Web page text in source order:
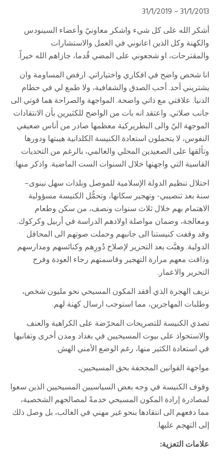
31/1/2013 – 31/1/2019
أشكر الله على كل شيء واشكر معاونيّ وأعضاء السينودس
والكهنة وكل الذين اعانوني في العمل والاستشارات
والمقترحات، او شجعوني على المضي قُدما، جازاهم الله خيراً.
انا شخص واضح في افكاري واختياراتي. ارفض المساومة وان
يشتريني أحد. أحب الصدق والشفافية، ولا طمع لي في حطام
الدنيا. علاقتي مع ذاتي واضحة. المواجهة والصراحة هما قوتي الى
جانب صلاتي. واعتقد انه بات من الواضح للكثيرين بأن الانتقادات
الموجهة اليّ والى البطريركية معظمها صادر من أناس ضعيفي
النفوس، لا يتحملون استعادة الكنيسة الكلدانية هيبتها ودورها
وتألقها على الصعيدين المحلي والعالمي، بالرغم من التحديات
القاسية التي واجهتها خلال السنوات الست الماضية. واذكر منها:
احتلال تنظيم الدولة الإسلامية للموصل وبلدات سهل نينوى–
سنة بعد تنصيبي- وتهجير سكانها، وتحمُّل الكنيسة مسؤولية
الاهتمام بهم خلال ثلاث سنوات ونصف، من سكن وطعام
ومعالجة، وضمان مواصلة اولادهم الدراسة في أربيل وكركوك.
وقد وقفت كنيستنا الى جانبهم وحملت صوتهم الى المحافل
الدولية. وهبَّت بعد التحرير لإصلاح دُورِهم وكنائسهم ومدارسهم
وذاقت معهم مرارة التهجير وقاسمتهم رجاء العودة وفرح
التحرير والاعمار.
نزيف الهجرة الذي أفقد المكون المسيحي نحو مليون شخص،
وطلبات المهاجرين، مما استوجب ارسال كهنة لهم.
تصدي الكنيسة للتصريحات المحرّضة على الكراهية والعنف
والاستحواذ على بيوت المسيحيين في بغداد ومدن أخرى وتفانيها
في استعادة الكثير منها، رغم الوضع الأمني الهش.
مواجهة القوانين المجحفة بحق المسيحيين.
وقوف الكنيسة في وجه بعض السياسيين المسيحيين الذين سعوا
لمصادرة إرادة المكون المسيحي خدمةً لمصالحهم الشخصية،
مما دفعهم الى انتقادها بنحو غير مهني في الغالب، بل وصل ذلك
إلى التهجم عليها.
علامات التعزية: